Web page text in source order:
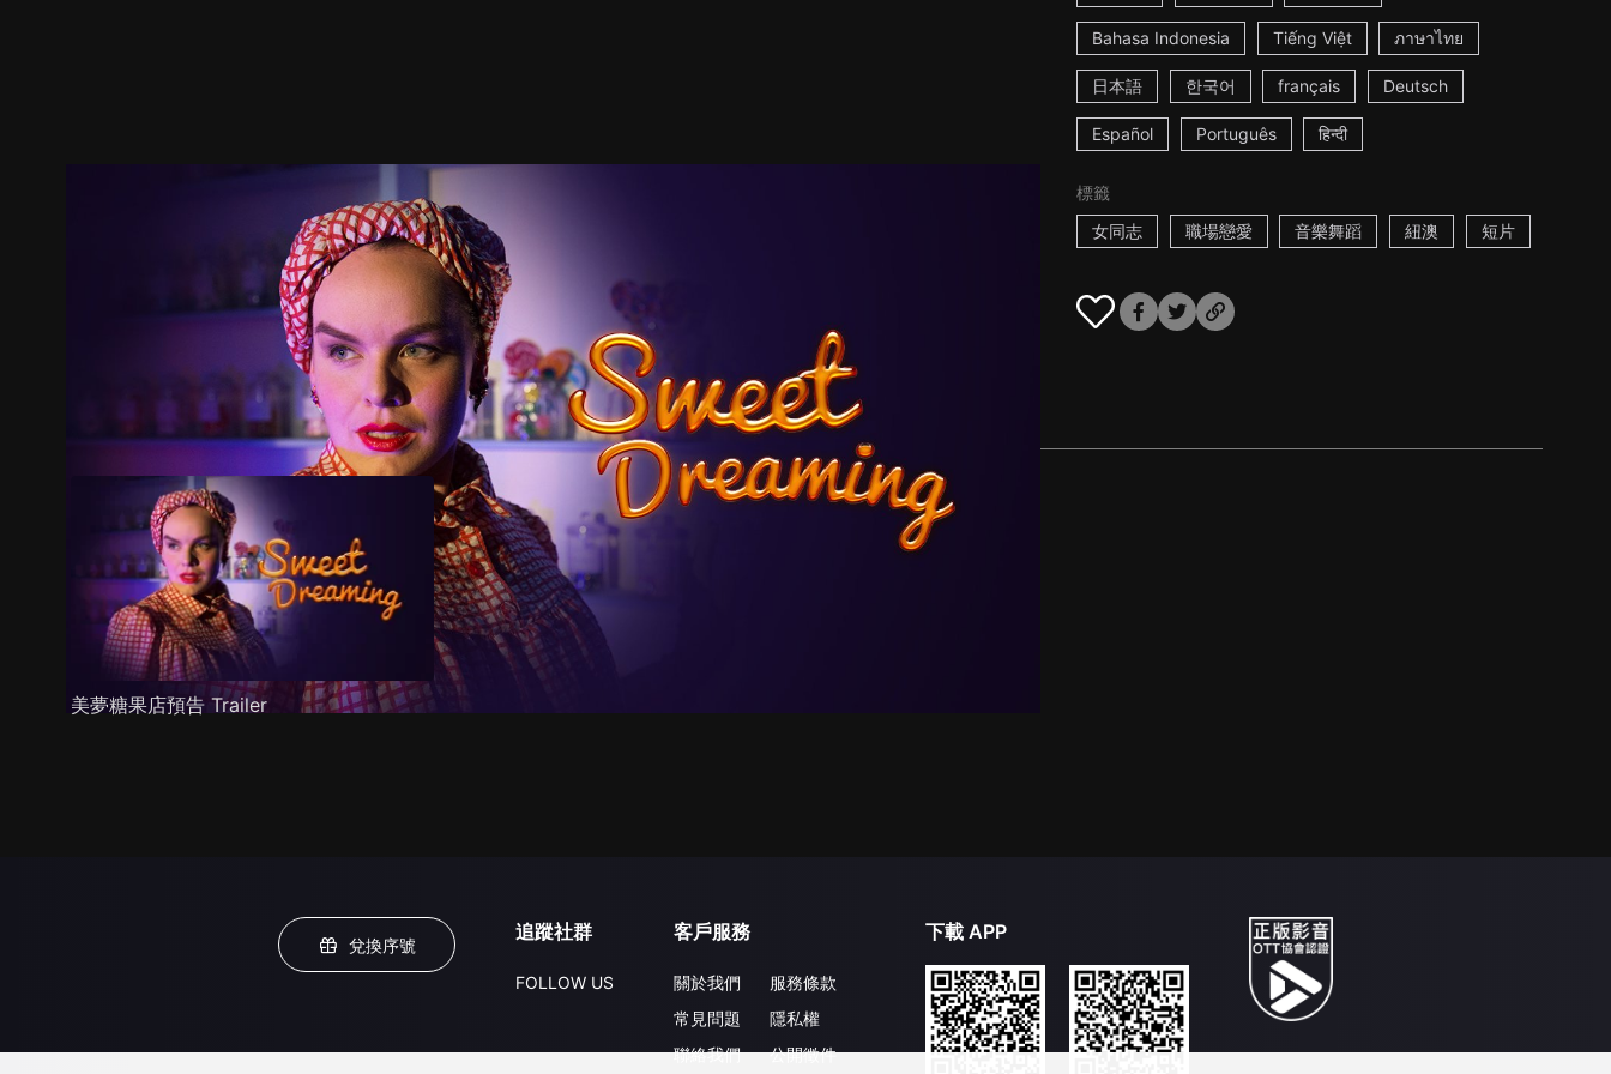
Bahasa Indonesia Tiếng Việt ภาษาไทย
日本語 한국어 français Deutsch
Español Português हिन्दी
標籤
女同志
職場戀愛 音樂舞蹈 紐澳 短片
推薦影片 劇情介紹
美夢糖果店預告 Trailer
兌換序號
追蹤社群
FOLLOW US
客戶服務
關於我們
常見問題
聯絡我們
服務條款
隱私權
公開徵件
下載 APP